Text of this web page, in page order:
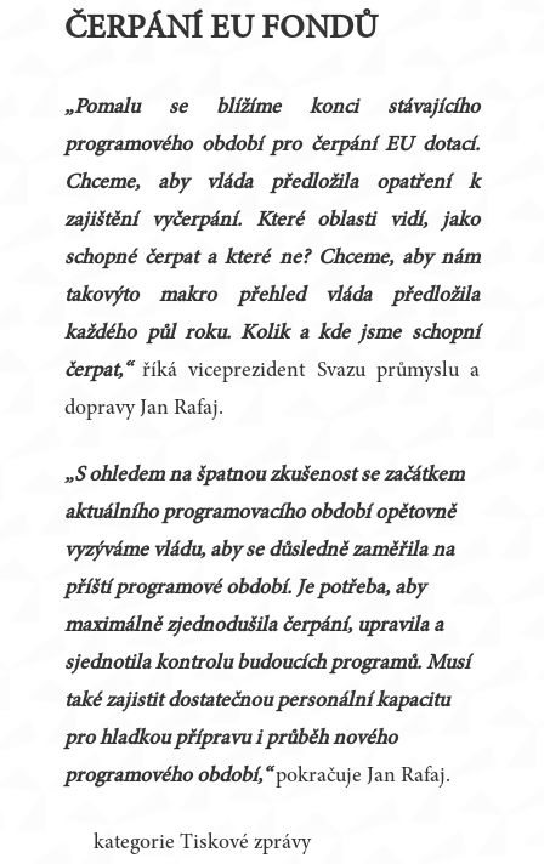
ČERPÁNÍ EU FONDŮ
„Pomalu se blížíme konci stávajícího
programového období pro čerpání EU dotací.
Chceme, aby vláda předložila opatření k
zajištění vyčerpání. Které oblasti vidí, jako
schopné čerpat a které ne? Chceme, aby nám
takovýto makro přehled vláda předložila
každého půl roku. Kolik a kde jsme schopní
čerpat,“ říká viceprezident Svazu průmyslu a
dopravy Jan Rafaj.
„S ohledem na špatnou zkušenost se začátkem
aktuálního programovacího období opětovně
vyzýváme vládu, aby se důsledně zaměřila na
příští programové období. Je potřeba, aby
maximálně zjednodušila čerpání, upravila a
sjednotila kontrolu budoucích programů. Musí
také zajistit dostatečnou personální kapacitu
pro hladkou přípravu i průběh nového
programového období,“pokračuje Jan Rafaj.
kategorie Tiskové zprávy